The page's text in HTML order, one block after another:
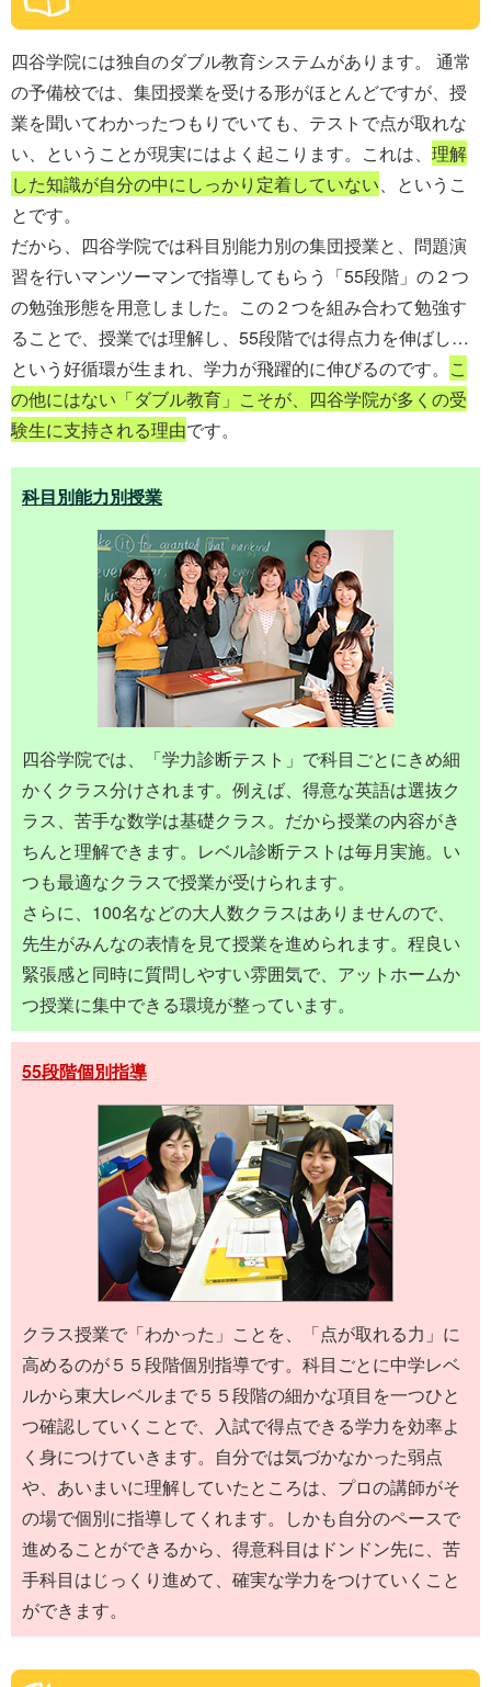
四谷学院には独自のダブル教育システムがあります。 通常
の予備校では、集団授業を受ける形がほとんどですが、授
業を聞いてわかったつもりでいても、テストで点が取れな
い、ということが現実にはよく起こります。これは、 理解
した知識が自分の中にしっかり定着していない、というこ
とです。
だから、四谷学院では科目別能力別の集団授業と、問題演
習を行いマンツーマンで指導してもらう「55段階」の２つ
の勉強形態を用意しました。この２つを組み合わて勉強す
ることで、授業では理解し、55段階では得点力を伸ばし…
という好循環が生まれ、学力が飛躍的に伸びるのです。 こ
の他にはない「ダブル教育」こそが、四谷学院が多くの受
験生に支持される理由です。
科目別能力別授業
四谷学院では、「学力診断テスト」で科目ごとにきめ細
かくクラス分けされます。例えば、得意な英語は選抜ク
ラス、苦手な数学は基礎クラス。だから授業の内容がき
ちんと理解できます。レベル診断テストは毎月実施。い
つも最適なクラスで授業が受けられます。
さらに、100名などの大人数クラスはありませんので、
先生がみんなの表情を見て授業を進められます。程良い
緊張感と同時に質問しやすい雰囲気で、アットホームか
つ授業に集中できる環境が整っています。
55段階個別指導
クラス授業で「わかった」ことを、「点が取れる力」に
高めるのが５５段階個別指導です。科目ごとに中学レベ
ルから東大レベルまで５５段階の細かな項目を一つひと
つ確認していくことで、入試で得点できる学力を効率よ
く身につけていきます。自分では気づかなかった弱点
や、あいまいに理解していたところは、プロの講師がそ
の場で個別に指導してくれます。しかも自分のペースで
進めることができるから、得意科目はドンドン先に、苦
手科目はじっくり進めて、確実な学力をつけていくこと
ができます。